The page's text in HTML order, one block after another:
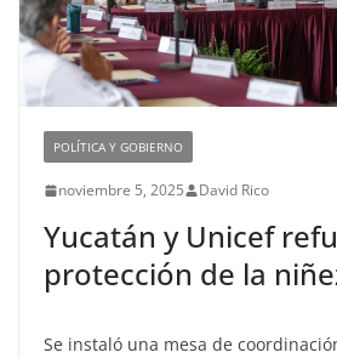
POLÍTICA Y GOBIERNO
noviembre 5, 2025 David Rico
Yucatán y Unicef
protección de la
Se instaló una mesa de